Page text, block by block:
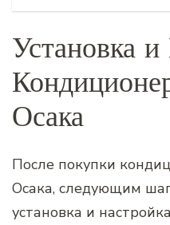
Установка
Осака
После покупки
Осака‚ следующим
установка и